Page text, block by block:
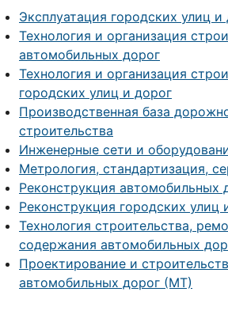
Эксплуатация городских улиц и
Технология и организация
автомобильных дорог
Технология и организация
городских улиц и дорог
Производственная база
строительства
Инженерные сети и
Метрология, стандартизация,
Реконструкция автомобильных
Реконструкция городских улиц
Технология строительства,
содержания автомобильных
Проектирование и
автомобильных дорог (МТ)